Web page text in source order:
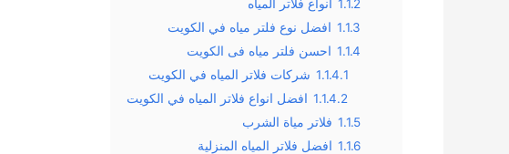
1.1.2 انواع فلاتر المياه
1.1.3 افضل نوع فلتر مياه في الكويت
1.1.4 احسن فلتر مياه فى الكويت
1.1.4.1 شركات فلاتر المياه في الكويت
1.1.4.2 افضل انواع فلاتر المياه في الكويت
1.1.5 فلاتر مياة الشرب
1.1.6 افضل فلاتر المياه المنزلية